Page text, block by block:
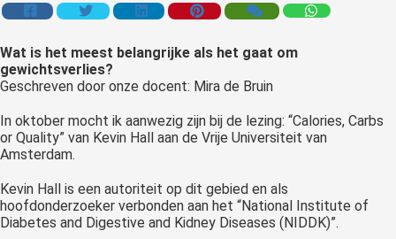
Wat is het meest belangrijke als het gaat om
gewichtsverlies?
Geschreven door onze docent: Mira de Bruin
In oktober mocht ik aanwezig zijn bij de lezing: “Calories, Carbs
or Quality” van Kevin Hall aan de Vrije Universiteit van
Amsterdam.
Kevin Hall is een autoriteit op dit gebied en als
hoofdonderzoeker verbonden aan het “National Institute of
Diabetes and Digestive and Kidney Diseases (NIDDK)”.
Hierdoor
van